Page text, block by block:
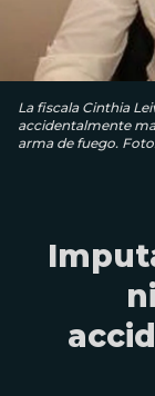
La fiscala Cinthia
accidentalmente
arma de fuego.